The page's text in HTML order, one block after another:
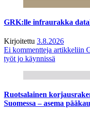
GRK:lle infraurakka
Kirjoitettu 3.8.2026
Ei kommentteja artikkeliin
työt jo käynnissä
Ruotsalainen
Suomessa – asema